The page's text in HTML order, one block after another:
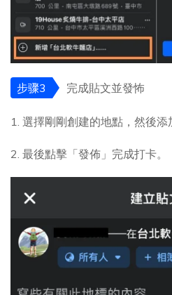
步骤3 完成貼文並發怖
1. 選擇剛剛創建的地點，然後添
2. 最後點擊「發佈」完成打卡。